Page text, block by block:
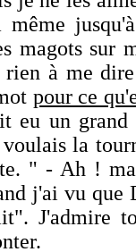
même
magots sur
à me
pour ce
eu un
la
" - Ah !
j'ai vu
J'admire